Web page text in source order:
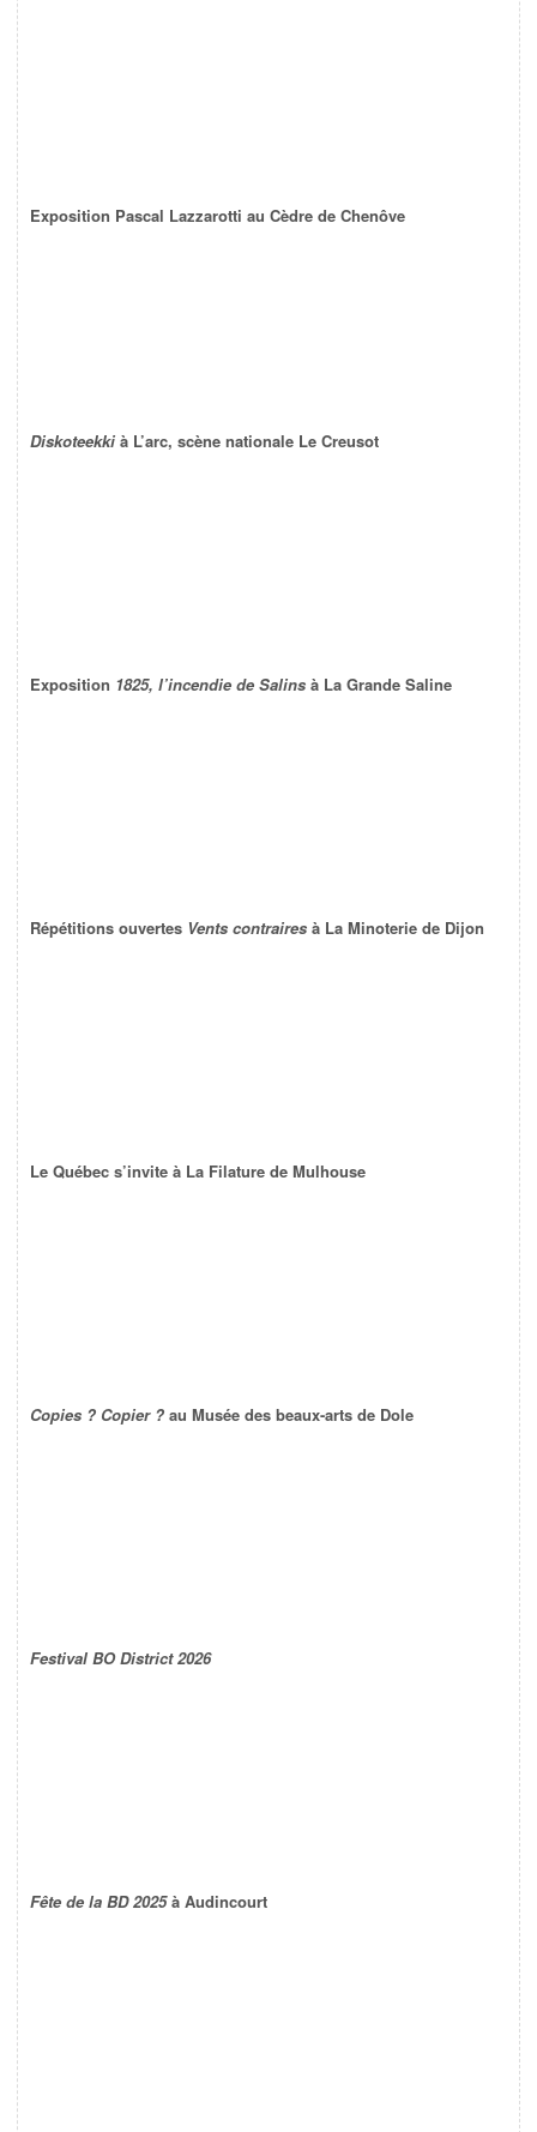
Exposition Pascal Lazzarotti au Cèdre de Chenôve
Diskoteekki à L’arc, scène nationale Le Creusot
Exposition 1825, l’incendie de Salins à La Grande Saline
Répétitions ouvertes Vents contraires à La Minoterie de Dijon
Le Québec s’invite à La Filature de Mulhouse
Copies ? Copier ? au Musée des beaux-arts de Dole
Festival BO District 2026
Fête de la BD 2025à Audincourt